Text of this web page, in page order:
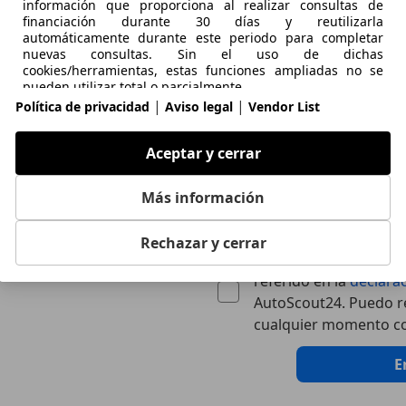
masivos no deseados, el
Doy mi
referido en la
AutoScout24. Puedo
cualquier momento
información que proporciona al realizar consultas de
financiación durante 30 días y reutilizarla
automáticamente durante este periodo para completar
nuevas consultas. Sin el uso de dichas
cookies/herramientas, estas funciones ampliadas no se
pueden utilizar total o parcialmente.
Política de privacidad | Aviso legal | Vendor List
Aceptar y cerrar
Más información
Rechazar y cerrar